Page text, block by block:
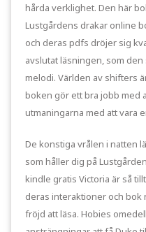
hårda verklighet. Den här
Lustgårdens drakar online
och deras pdfs dröjer sig
avslutat läsningen, som
melodi. Världen av shifters
boken gör ett bra jobb med
utmaningarna med att vara
De konstiga vrålen i natten
som håller dig på
kindle gratis Victoria är så
deras interaktioner och bok
fröjd att läsa. Hobies